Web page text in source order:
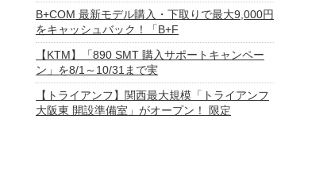
B+COM 最新モデル購入・下取りで最大9,000円
をキャッシュバック！「B+F
【KTM】「890 SMT 購入サポートキャンペー
ン」を8/1～10/31まで実
【トライアンフ】関西最大規模「トライアンフ
大阪東 開設準備室」がオープン！ 限定